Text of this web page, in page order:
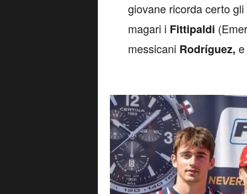
giovane ricorda certo gli
magari i Fittipaldi
messicani Rodríguez,